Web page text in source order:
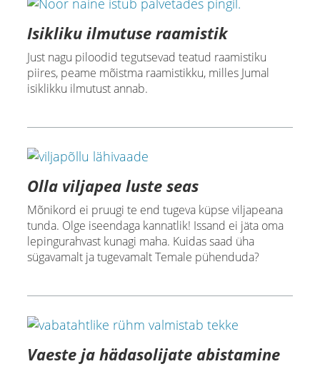
Isikliku ilmutuse raamistik
Just nagu piloodid tegutsevad teatud raamistiku
piires, peame mõistma raamistikku, milles Jumal
isiklikku ilmutust annab.
Olla viljapea luste seas
Mõnikord ei pruugi te end tugeva küpse viljapeana
tunda. Olge iseendaga kannatlik! Issand ei jäta oma
lepingurahvast kunagi maha. Kuidas saad üha
sügavamalt ja tugevamalt Temale pühenduda?
Vaeste ja hädasolijate abistamine